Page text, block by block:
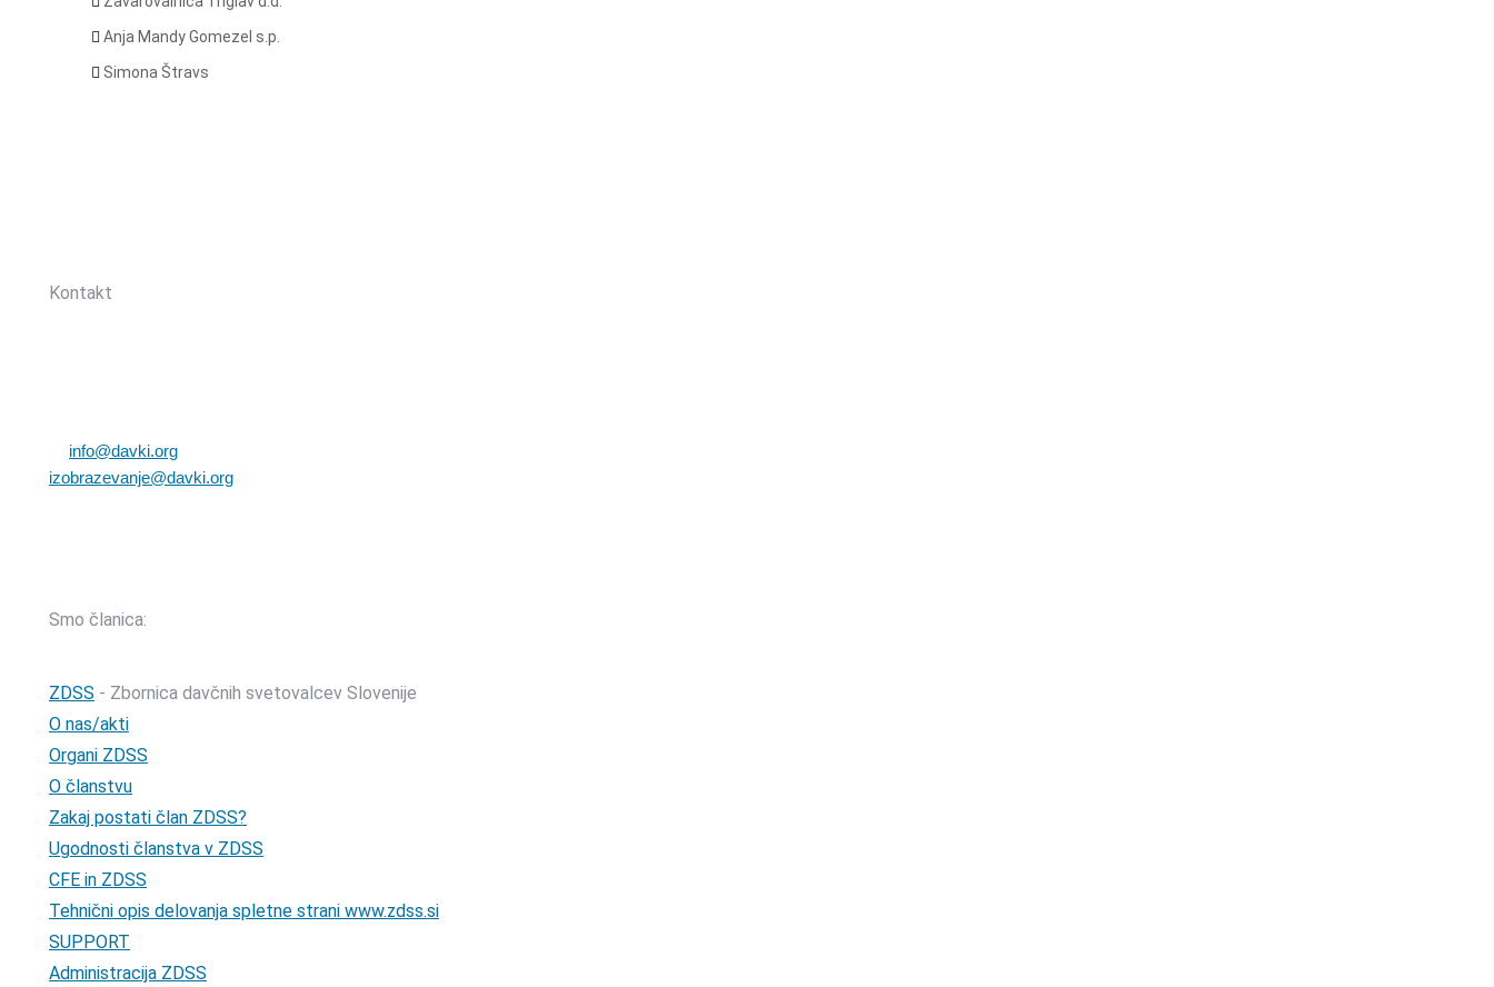
Anja Mandy Gomezel s.p.
Simona Štravs
Kontakt
info@davki.org
izobrazevanje@davki.org
Smo članica:
ZDSS - Zbornica davčnih svetovalcev Slovenije
O nas/akti
Organi ZDSS
O članstvu
Zakaj postati član ZDSS?
Ugodnosti članstva v ZDSS
CFE in ZDSS
Tehnični opis delovanja spletne strani www.zdss.si
SUPPORT
Administracija ZDSS